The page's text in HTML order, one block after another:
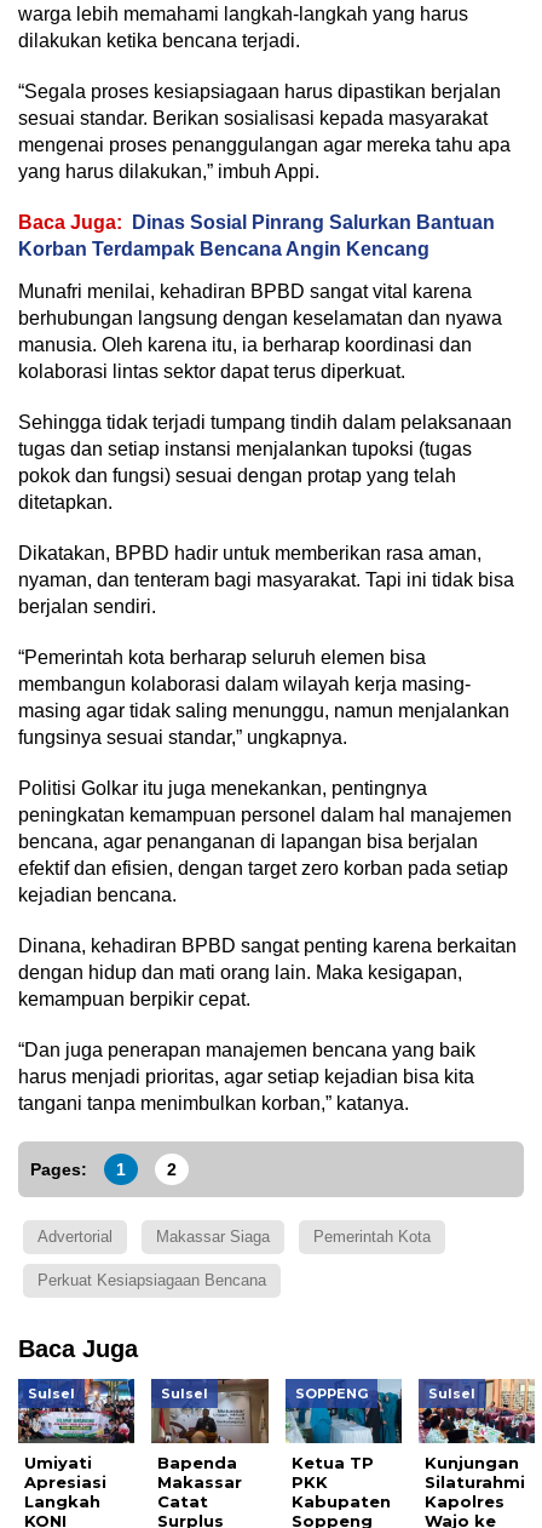
warga lebih memahami langkah-langkah yang harus
dilakukan ketika bencana terjadi.
“Segala proses kesiapsiagaan harus dipastikan berjalan
sesuai standar. Berikan sosialisasi kepada masyarakat
mengenai proses penanggulangan agar mereka tahu apa
yang harus dilakukan,” imbuh Appi.
Baca Juga:
Dinas Sosial Pinrang Salurkan Bantuan
Korban Terdampak Bencana Angin Kencang
Munafri menilai, kehadiran BPBD sangat vital karena
berhubungan langsung dengan keselamatan dan nyawa
manusia. Oleh karena itu, ia berharap koordinasi dan
kolaborasi lintas sektor dapat terus diperkuat.
Sehingga tidak terjadi tumpang tindih dalam pelaksanaan
tugas dan setiap instansi menjalankan tupoksi (tugas
pokok dan fungsi) sesuai dengan protap yang telah
ditetapkan.
Dikatakan, BPBD hadir untuk memberikan rasa aman,
nyaman, dan tenteram bagi masyarakat. Tapi ini tidak bisa
berjalan sendiri.
“Pemerintah kota berharap seluruh elemen bisa
membangun kolaborasi dalam wilayah kerja masing-
masing agar tidak saling menunggu, namun menjalankan
fungsinya sesuai standar,” ungkapnya.
Politisi Golkar itu juga menekankan, pentingnya
peningkatan kemampuan personel dalam hal manajemen
bencana, agar penanganan di lapangan bisa berjalan
efektif dan efisien, dengan target zero korban pada setiap
kejadian bencana.
Dinana, kehadiran BPBD sangat penting karena berkaitan
dengan hidup dan mati orang lain. Maka kesigapan,
kemampuan berpikir cepat.
“Dan juga penerapan manajemen bencana yang baik
harus menjadi prioritas, agar setiap kejadian bisa kita
tangani tanpa menimbulkan korban,” katanya.
Pages: 1 2
Advertorial Makassar Siaga Pemerintah Kota
Perkuat Kesiapsiagaan Bencana
Baca Juga
Sulsel
Umiyati
Apresiasi
Langkah
KONI
Sulsel
Bapenda
Makassar
Catat
Surplus
SOPPENG
Ketua TP
PKK
Kabupaten
Soppeng
Sulsel
Kunjungan
Silaturahmi
Kapolres
Wajo ke